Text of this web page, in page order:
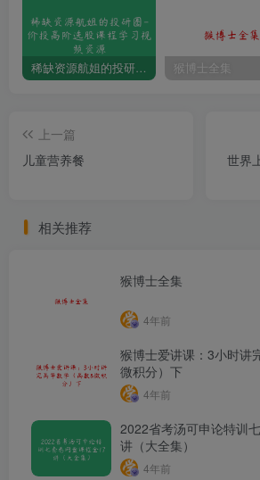
稀缺资源航姐的投研圈-价投高阶选股课程学习视频资源 猴博士全集
上一篇
儿童营养餐
世界
相关推荐
猴博士全集
4年前
猴博士爱讲课：3小时讲
微积分）下
4年前
2022省考汤可申论特训
讲（大全集）
4年前